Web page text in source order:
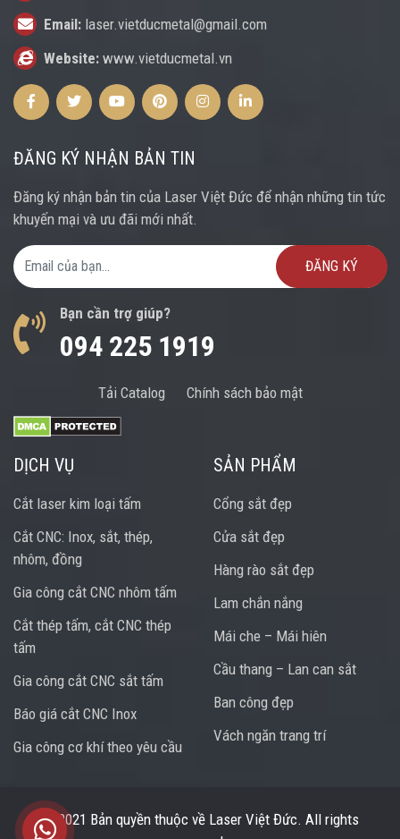
Email: laser.vietducmetal@gmail.com
Website: www.vietducmetal.vn
FacebookTwitterYoutubePinterestInstagramInstagram
ĐĂNG KÝ NHẬN BẢN TIN
Đăng ký nhận bản tin của Laser Việt Đức để nhận những tin tức
khuyến mại và ưu đãi mới nhất.
Email Address
Bạn cần trợ giúp?
094 225 1919
Tải Catalog Chính sách bảo mật
DỊCH VỤ
Cắt laser kim loại tấm
Cắt CNC: Inox, sắt, thép,
nhôm, đồng
Gia công cắt CNC nhôm tấm
Cắt thép tấm, cắt CNC thép
tấm
Gia công cắt CNC sắt tấm
Báo giá cắt CNC Inox
Gia công cơ khí theo yêu cầu
SẢN PHẨM
Cổng sắt đẹp
Cửa sắt đẹp
Hàng rào sắt đẹp
Lam chắn nắng
Mái che – Mái hiên
Cầu thang – Lan can sắt
Ban công đẹp
Vách ngăn trang trí
© 2021 Bản quyền thuộc về Laser Việt Đức. All rights
Trung tâm hỗ trợ